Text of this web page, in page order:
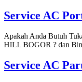
Service AC
Apakah Anda Butuh
HILL BOGOR ? dan
Service AC